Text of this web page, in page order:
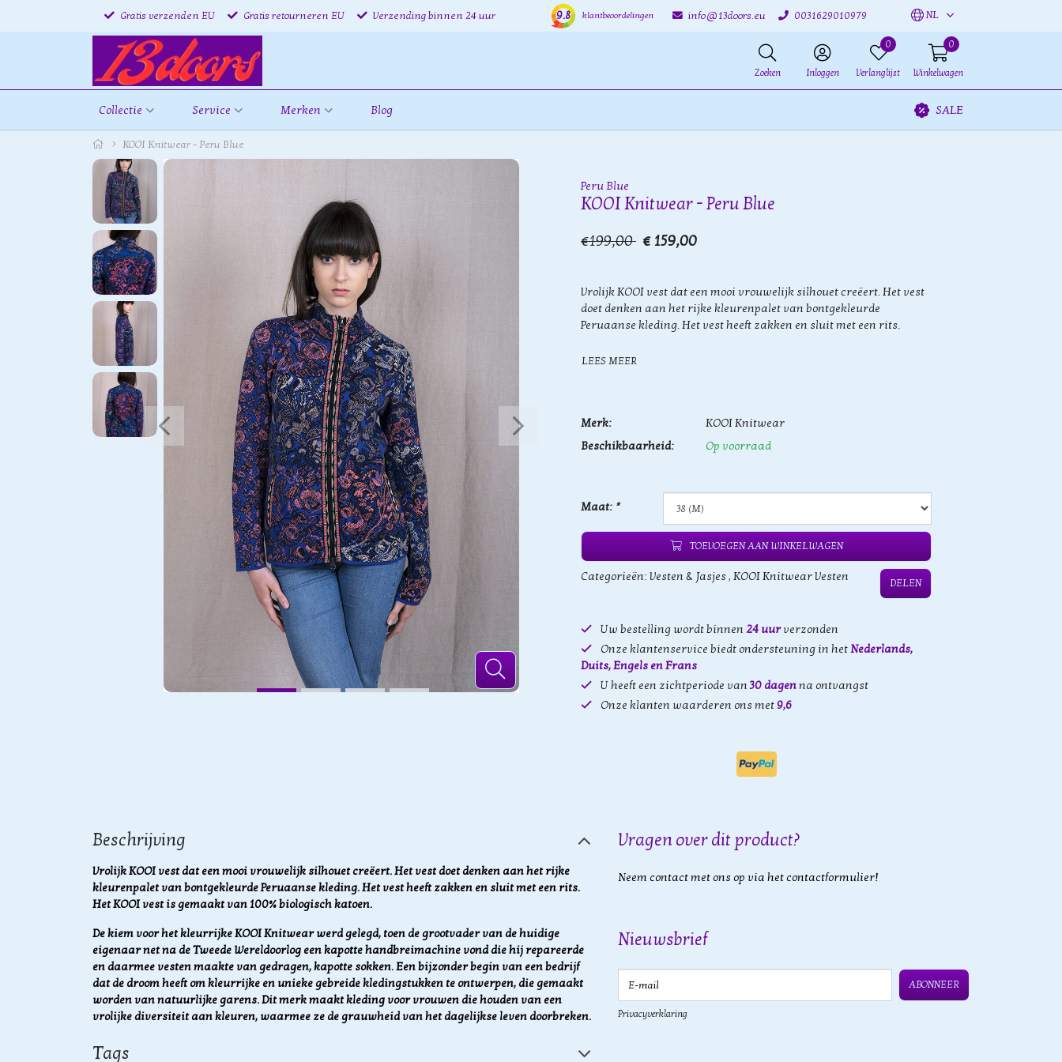
Gratis verzenden EU Gratis retourneren EU Verzending binnen 24 uur 9.8 klantbeoordelingen info@13doors.eu 0031629010979 NL
Zoeken Inloggen
0
Verlanglijst
0
Winkelwagen
Collectie Service Merken Blog SALE
KOOI Knitwear - Peru Blue
Peru Blue
KOOI Knitwear - Peru Blue
€199,00 € 159,00
Vrolijk KOOI vest dat een mooi vrouwelijk silhouet creëert. Het vest
doet denken aan het rijke kleurenpalet van bontgekleurde
Peruaanse kleding. Het vest heeft zakken en sluit met een rits.
LEES MEER
Merk:
KOOI Knitwear
Beschikbaarheid:
Op voorraad
Maat: *
TOEVOEGEN AAN WINKELWAGEN
Categorieën: Vesten & Jasjes, KOOI Knitwear Vesten DELEN
Uw bestelling wordt binnen 24 uurverzonden
Onze klantenservice biedt ondersteuning in hetNederlands,
Duits, Engels en Frans
U heeft een zichtperiode van30 dagenna ontvangst
Onze klanten waarderen ons met 9,6
Beschrijving
Vrolijk KOOI vest dat een mooi vrouwelijk silhouet creëert. Het vest doet denken aan het rijke
kleurenpalet van bontgekleurde Peruaanse kleding. Het vest heeft zakken en sluit met een rits.
Het KOOI vest is gemaakt van 100% biologisch katoen.
De kiem voor het kleurrijke KOOI Knitwear werd gelegd, toen de grootvader van de huidige
eigenaar net na de Tweede Wereldoorlog een kapotte handbreimachine vond die hij repareerde
en daarmee vesten maakte van gedragen, kapotte sokken. Een bijzonder begin van een bedrijf
dat de droom heeft om kleurrijke en unieke gebreide kledingstukken te ontwerpen, die gemaakt
worden van natuurlijke garens. Dit merk maakt kleding voor vrouwen die houden van een
vrolijke diversiteit aan kleuren, waarmee ze de grauwheid van het dagelijkse leven doorbreken.
Tags
Vragen over dit product?
Neem contact met ons op via het contactformulier!
Nieuwsbrief
E-mail
ABONNEER
Privacyverklaring